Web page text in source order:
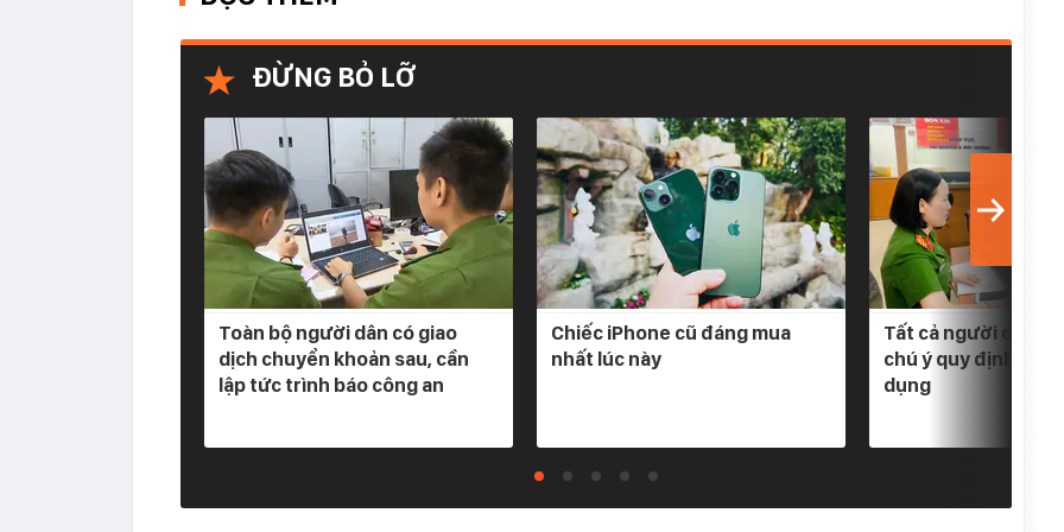
ĐỪNG BỎ LỠ
Toàn bộ người dân có giao
dịch chuyển khoản sau, cần
lập tức trình báo công an
Chiếc iPhone cũ đáng mua
nhất lúc này
Tất cả người dân có
chú ý quy định mới
dụng